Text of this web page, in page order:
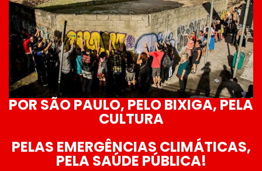
POR SÃO PAULO, PELO BIXIGA, PELA
CULTURA
PELAS EMERGÊNCIAS CLIMÁTICAS,
PELA SAÚDE PÚBLICA!